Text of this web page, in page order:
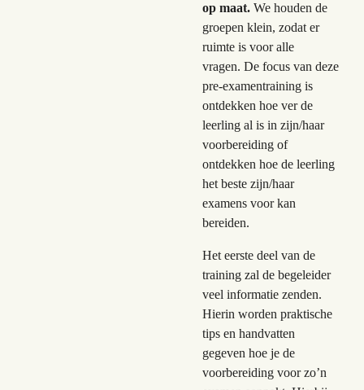
op maat. We houden de
groepen klein, zodat er
ruimte is voor alle
vragen. De focus van deze
pre-examentraining is
ontdekken hoe ver de
leerling al is in zijn/haar
voorbereiding of
ontdekken hoe de leerling
het beste zijn/haar
examens voor kan
bereiden.
Het eerste deel van de
training zal de begeleider
veel informatie zenden.
Hierin worden praktische
tips en handvatten
gegeven hoe je de
voorbereiding voor zo’n